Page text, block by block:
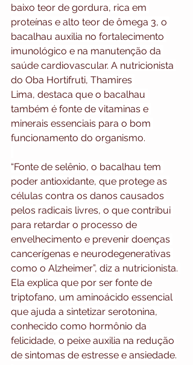
baixo teor de gordura, rica em
proteínas e alto teor de ômega 3, o
bacalhau auxilia no fortalecimento
imunológico e na manutenção da
saúde cardiovascular. A nutricionista
do Oba Hortifruti, Thamires
Lima, destaca que o bacalhau
também é fonte de vitaminas e
minerais essenciais para o bom
funcionamento do organismo.
“Fonte de selênio, o bacalhau tem
poder antioxidante, que protege as
células contra os danos causados
pelos radicais livres, o que contribui
para retardar o processo de
envelhecimento e prevenir doenças
cancerígenas e neurodegenerativas
como o Alzheimer”, diz a nutricionista.
Ela explica que por ser fonte de
triptofano, um aminoácido essencial
que ajuda a sintetizar serotonina,
conhecido como hormônio da
felicidade, o peixe auxilia na redução
de sintomas de estresse e ansiedade.